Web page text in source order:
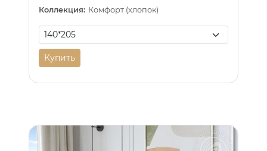
Коллекция: Комфорт (хлопок)
Купить